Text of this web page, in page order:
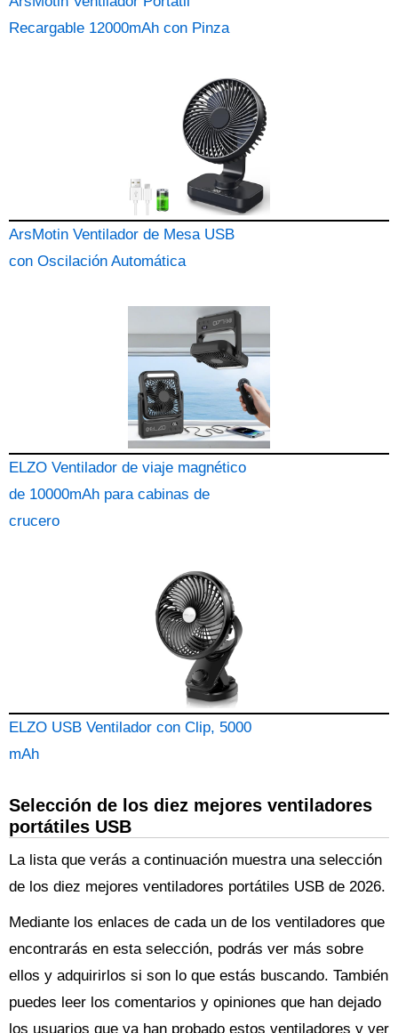
Recargable 12000mAh con Pinza
ArsMotin Ventilador de Mesa USB
con Oscilación Automática
ELZO Ventilador de viaje magnético
de 10000mAh para cabinas de
crucero
ELZO USB Ventilador con Clip, 5000
mAh
Selección de los diez mejores ventiladores
portátiles USB
La lista que verás a continuación muestra una selección
de los diez mejores ventiladores portátiles USB de 2026.
Mediante los enlaces de cada un de los ventiladores que
encontrarás en esta selección, podrás ver más sobre
ellos y adquirirlos si son lo que estás buscando. También
puedes leer los comentarios y opiniones que han dejado
los usuarios que ya han probado estos ventiladores y ver